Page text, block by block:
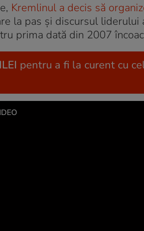
Kremlinul a decis să
la pas și discursul liderului
prima dată din 2007
pentru a fi la curent cu